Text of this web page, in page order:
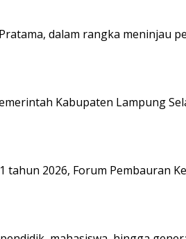
dalam rangka meninjau
Kabupaten Lampung
2026, Forum Pembauran